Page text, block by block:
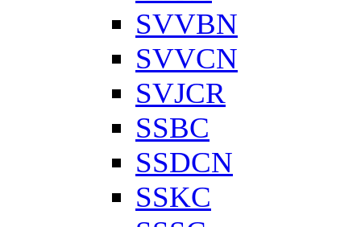
SVVBN
SVVCN
SVJCR
SSBC
SSDCN
SSKC